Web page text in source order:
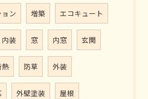
ョン 増築 エコキュート
内装 窓 内窓 玄関
熱 防草 外装
外壁塗装 屋根